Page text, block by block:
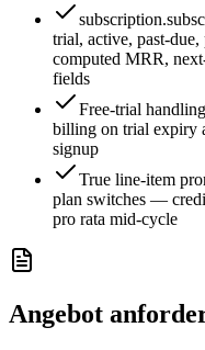
trial, active, past-
computed MRR,
fields
Free-trial
billing on trial expiry
signup
True line-item
plan switches —
pro rata mid-cycle
Angebot